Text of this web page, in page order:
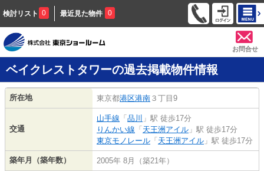
検討リスト 0 最近見た物件 0
お問合せ
ベイクレストタワーの過去掲載物件情報
所在地 東京都港区港南 ３丁目9
交通
山手線 「 品川 」駅 徒歩17分
りんかい線 「 天王洲アイル 」駅 徒歩17分
東京モノレール 「 天王洲アイル 」駅 徒歩17分
築年月（築年数） 2005年 8月（築21年）